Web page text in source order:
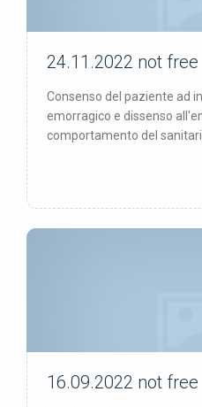
not free
24.11.2022 not free
Consenso del paziente ad
emorragico e dissenso
comportamento del
not free
16.09.2022 not free